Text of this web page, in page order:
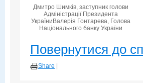
Дмитро Шимків, заступник голови
Адміністрації Президента
УкраїниВалерія Гонтарева, Голова
Національного банку України
Повернутися до
Share